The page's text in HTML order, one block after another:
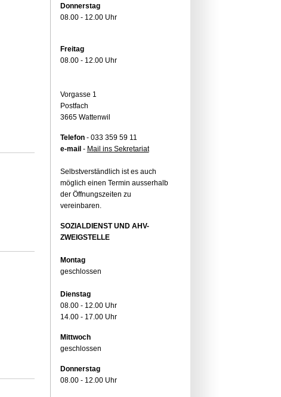
Donnerstag
08.00 - 12.00 Uhr
Freitag
08.00 - 12.00 Uhr
Vorgasse 1
Postfach
3665 Wattenwil
Telefon- 033 359 59 11
e-mail - Mail ins Sekretariat
Selbstverständlich ist es auch
möglich einen Termin ausserhalb
der Öffnungszeiten zu
vereinbaren.
SOZIALDIENST UND AHV-
ZWEIGSTELLE
Montag
geschlossen
Dienstag
08.00 - 12.00 Uhr
14.00 - 17.00 Uhr
Mittwoch
geschlossen
Donnerstag
08.00 - 12.00 Uhr